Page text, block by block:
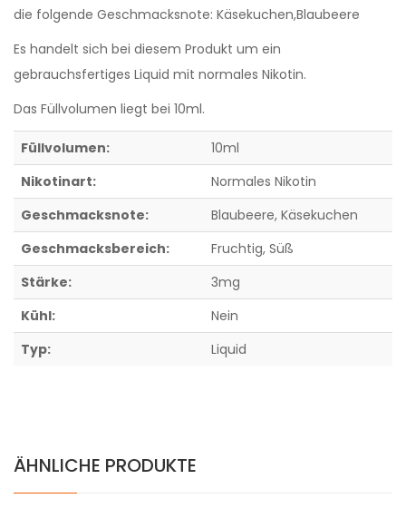
die folgende Geschmacksnote: Käsekuchen,Blaubeere
Es handelt sich bei diesem Produkt um ein
gebrauchsfertiges Liquid mit normales Nikotin.
Das Füllvolumen liegt bei 10ml.
Füllvolumen:
10ml
Nikotinart:
Normales Nikotin
Geschmacksnote:
Blaubeere, Käsekuchen
Geschmacksbereich:
Fruchtig, Süß
Stärke:
3mg
Kühl:
Nein
Typ:
Liquid
ÄHNLICHE PRODUKTE